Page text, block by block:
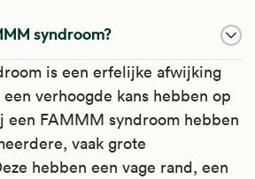
syndroom?
is een erfelijke afwijking
verhoogde kans hebben op
een FAMMM syndroom hebben
vaak grote
hebben een vage rand, een